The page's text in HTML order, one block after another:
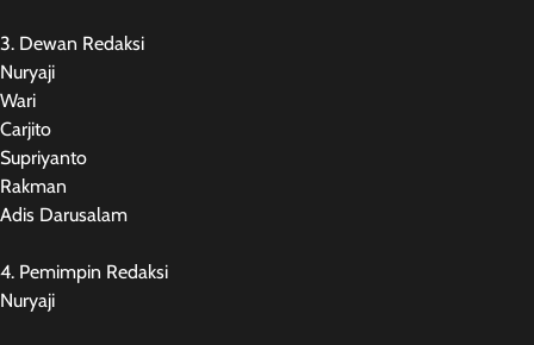
3. Dewan Redaksi
Nuryaji
Wari
Carjito
Supriyanto
Rakman
Adis Darusalam
4. Pemimpin Redaksi
Nuryaji